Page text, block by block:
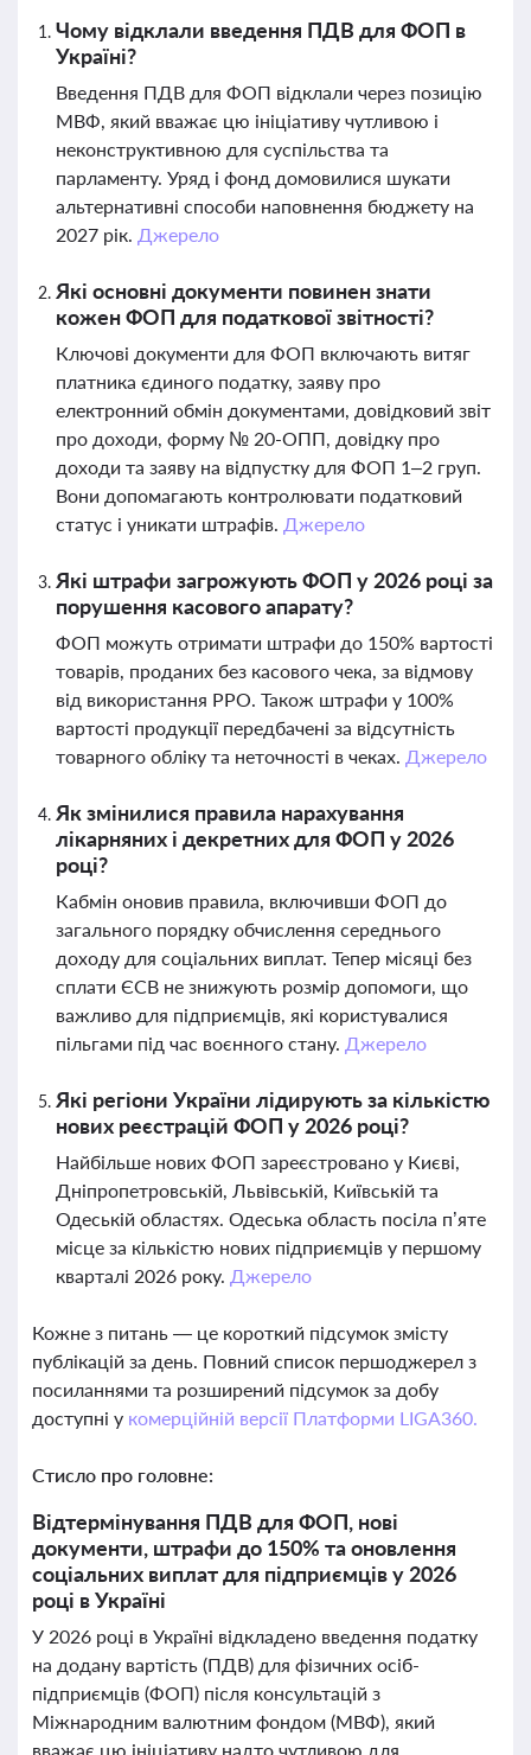
Чому відклали введення ПДВ для ФОП в
Україні?
Введення ПДВ для ФОП відклали через позицію
МВФ, який вважає цю ініціативу чутливою і
неконструктивною для суспільства та
парламенту. Уряд і фонд домовилися шукати
альтернативні способи наповнення бюджету на
2027 рік. Джерело
Які основні документи повинен знати
кожен ФОП для податкової звітності?
Ключові документи для ФОП включають витяг
платника єдиного податку, заяву про
електронний обмін документами, довідковий звіт
про доходи, форму № 20-ОПП, довідку про
доходи та заяву на відпустку для ФОП 1–2 груп.
Вони допомагають контролювати податковий
статус і уникати штрафів. Джерело
Які штрафи загрожують ФОП у 2026 році за
порушення касового апарату?
ФОП можуть отримати штрафи до 150% вартості
товарів, проданих без касового чека, за відмову
від використання РРО. Також штрафи у 100%
вартості продукції передбачені за відсутність
товарного обліку та неточності в чеках. Джерело
Як змінилися правила нарахування
лікарняних і декретних для ФОП у 2026
році?
Кабмін оновив правила, включивши ФОП до
загального порядку обчислення середнього
доходу для соціальних виплат. Тепер місяці без
сплати ЄСВ не знижують розмір допомоги, що
важливо для підприємців, які користувалися
пільгами під час воєнного стану. Джерело
Які регіони України лідирують за кількістю
нових реєстрацій ФОП у 2026 році?
Найбільше нових ФОП зареєстровано у Києві,
Дніпропетровській, Львівській, Київській та
Одеській областях. Одеська область посіла п’яте
місце за кількістю нових підприємців у першому
кварталі 2026 року. Джерело
Кожне з питань — це короткий підсумок змісту
публікацій за день. Повний список першоджерел з
посиланнями та розширений підсумок за добу
доступні у комерційній версії Платформи LIGA360.
Стисло про головне:
Відтермінування ПДВ для ФОП, нові
документи, штрафи до 150% та оновлення
соціальних виплат для підприємців у 2026
році в Україні
У 2026 році в Україні відкладено введення податку
на додану вартість (ПДВ) для фізичних осіб-
підприємців (ФОП) після консультацій з
Міжнародним валютним фондом (МВФ), який
вважає цю ініціативу надто чутливою для